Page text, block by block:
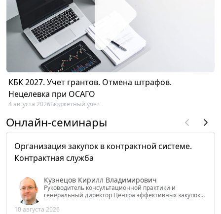
КБК 2027. Учет грантов. Отмена штрафов.
Нецелевка при ОСАГО
4 августа 2026Бюджетный учет
Онлайн-семинары
Организация закупок в контрактной системе.
Контрактная служба
Кузнецов Кирилл Владимирович
Руководитель консультационной практики и
генеральный директор Центра эффективных закупок
РФ
10 августа 2026